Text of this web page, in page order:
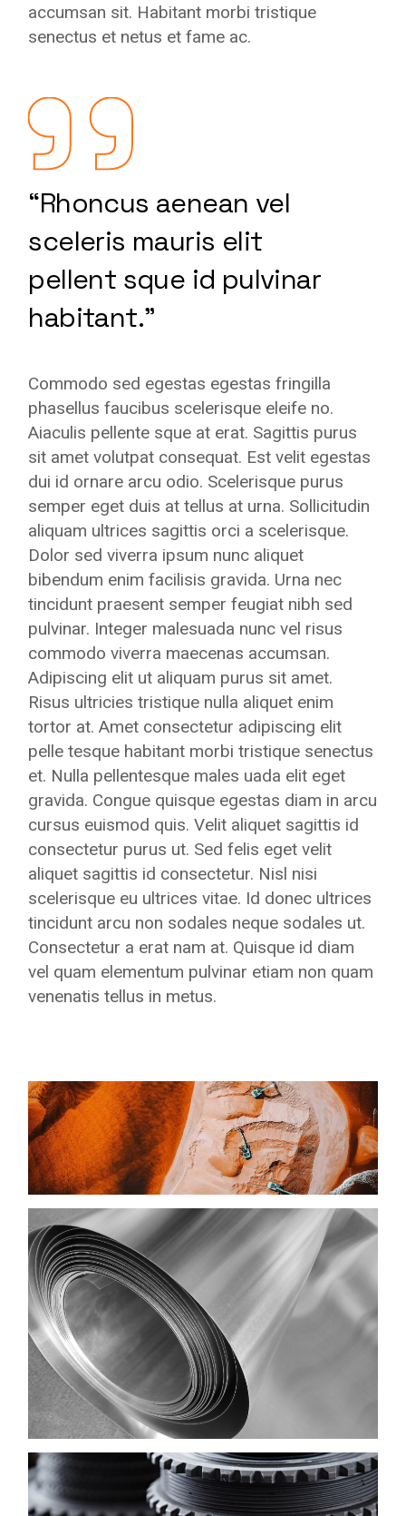
accumsan sit. Habitant morbi tristique
senectus et netus et fame ac.
“Rhoncus aenean vel
sceleris mauris elit
pellent sque id pulvinar
habitant.”
Commodo sed egestas egestas fringilla
phasellus faucibus scelerisque eleife no.
Aiaculis pellente sque at erat. Sagittis purus
sit amet volutpat consequat. Est velit egestas
dui id ornare arcu odio. Scelerisque purus
semper eget duis at tellus at urna. Sollicitudin
aliquam ultrices sagittis orci a scelerisque.
Dolor sed viverra ipsum nunc aliquet
bibendum enim facilisis gravida. Urna nec
tincidunt praesent semper feugiat nibh sed
pulvinar. Integer malesuada nunc vel risus
commodo viverra maecenas accumsan.
Adipiscing elit ut aliquam purus sit amet.
Risus ultricies tristique nulla aliquet enim
tortor at. Amet consectetur adipiscing elit
pelle tesque habitant morbi tristique senectus
et. Nulla pellentesque males uada elit eget
gravida. Congue quisque egestas diam in arcu
cursus euismod quis. Velit aliquet sagittis id
consectetur purus ut. Sed felis eget velit
aliquet sagittis id consectetur. Nisl nisi
scelerisque eu ultrices vitae. Id donec ultrices
tincidunt arcu non sodales neque sodales ut.
Consectetur a erat nam at. Quisque id diam
vel quam elementum pulvinar etiam non quam
venenatis tellus in metus.